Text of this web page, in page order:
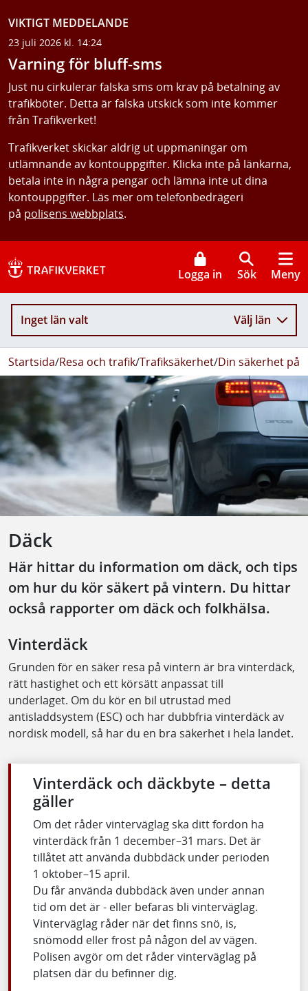
VIKTIGT MEDDELANDE
23 juli 2026 kl. 14:24
Varning för bluff-sms
Just nu cirkulerar falska sms om krav på betalning av
trafikböter. Detta är falska utskick som inte kommer
från Trafikverket!
Trafikverket skickar aldrig ut uppmaningar om
utlämnande av kontouppgifter. Klicka inte på länkarna,
betala inte in några pengar och lämna inte ut dina
kontouppgifter. Läs mer om telefonbedrägeri
på polisens webbplats.
Logga in Sök Meny
Inget län valt Välj län
Startsida/Resa och trafik/Trafiksäkerhet/Din säkerhet på
Däck
Här hittar du information om däck, och tips
om hur du kör säkert på vintern. Du hittar
också rapporter om däck och folkhälsa.
Vinterdäck
Grunden för en säker resa på vintern är bra vinterdäck,
rätt hastighet och ett körsätt anpassat till
underlaget. Om du kör en bil utrustad med
antisladdsystem (ESC) och har dubbfria vinterdäck av
nordisk modell, så har du en bra säkerhet i hela landet.
Vinterdäck och däckbyte – detta
gäller
Om det råder vinterväglag ska ditt fordon ha
vinterdäck från 1 december–31 mars. Det är
tillåtet att använda dubbdäck under perioden
1 oktober–15 april.
Du får använda dubbdäck även under annan
tid om det är - eller befaras bli vinterväglag.
Vinterväglag råder när det finns snö, is,
snömodd eller frost på någon del av vägen.
Polisen avgör om det råder vinterväglag på
platsen där du befinner dig.